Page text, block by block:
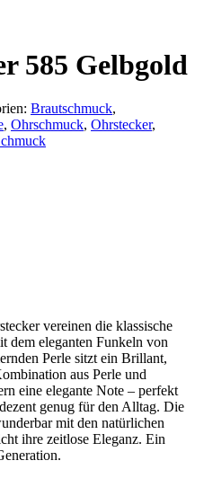
585 Gelbgold
Brautschmuck,
, Ohrschmuck, Ohrstecker,
vereinen die klassische
dem eleganten Funkeln von
Perle sitzt ein Brillant,
aus Perle und
eine elegante Note – perfekt
genug für den Alltag. Die
mit den natürlichen
ihre zeitlose Eleganz. Ein